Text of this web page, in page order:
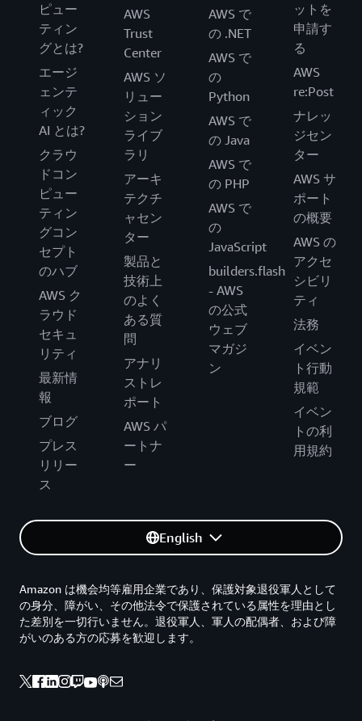
ピュー
ティン
グとは?
エージ
ェンテ
ィック
AI とは?
クラウ
ドコン
ピュー
ティン
グコン
セプト
のハブ
AWS ク
ラウド
セキュ
リティ
最新情
報
ブログ
プレス
リリー
ス
AWS
Trust
Center
AWS ソ
リュー
ション
ライブ
ラリ
アーキ
テクチ
ャセン
ター
製品と
技術上
のよく
ある質
問
アナリ
ストレ
ポート
AWS パ
ートナ
ー
AWS で
の .NET
AWS で
の
Python
AWS で
の Java
AWS で
の PHP
AWS で
の
JavaScript
builders.flash
- AWS
の公式
ウェブ
マガジ
ン
ットを
申請す
る
AWS
re:Post
ナレッ
ジセン
ター
AWS サ
ポート
の概要
AWS の
アクセ
シビリ
ティ
法務
イベン
ト行動
規範
イベン
トの利
用規約
English
Amazon は機会均等雇用企業であり、保護対象退役軍人として
の身分、障がい、その他法令で保護されている属性を理由とし
た差別を一切行いません。退役軍人、軍人の配偶者、および障
がいのある方の応募を歓迎します。